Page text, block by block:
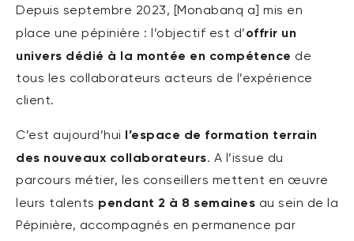
Depuis septembre 2023, [Monabanq a] mis en
place une pépinière : l’objectif est d’offrir un
univers dédié à la montée en compétence de
tous les collaborateurs acteurs de l’expérience
client.
C’est aujourd’hui l’espace de formation terrain
des nouveaux collaborateurs. A l’issue du
parcours métier, les conseillers mettent en œuvre
leurs talents pendant 2 à 8 semaines au sein de la
Pépinière, accompagnés en permanence par